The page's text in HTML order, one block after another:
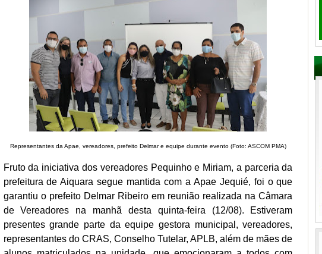
Representantes da Apae, vereadores, prefeito Delmar e equipe durante evento (Foto: ASCOM PMA)
Fruto da iniciativa dos vereadores Pequinho e Miriam, a parceria da
prefeitura de Aiquara segue mantida com a Apae Jequié, foi o que
garantiu o prefeito Delmar Ribeiro em reunião realizada na Câmara
de Vereadores na manhã desta quinta-feira (12/08). Estiveram
presentes grande parte da equipe gestora municipal, vereadores,
representantes do CRAS, Conselho Tutelar, APLB, além de mães de